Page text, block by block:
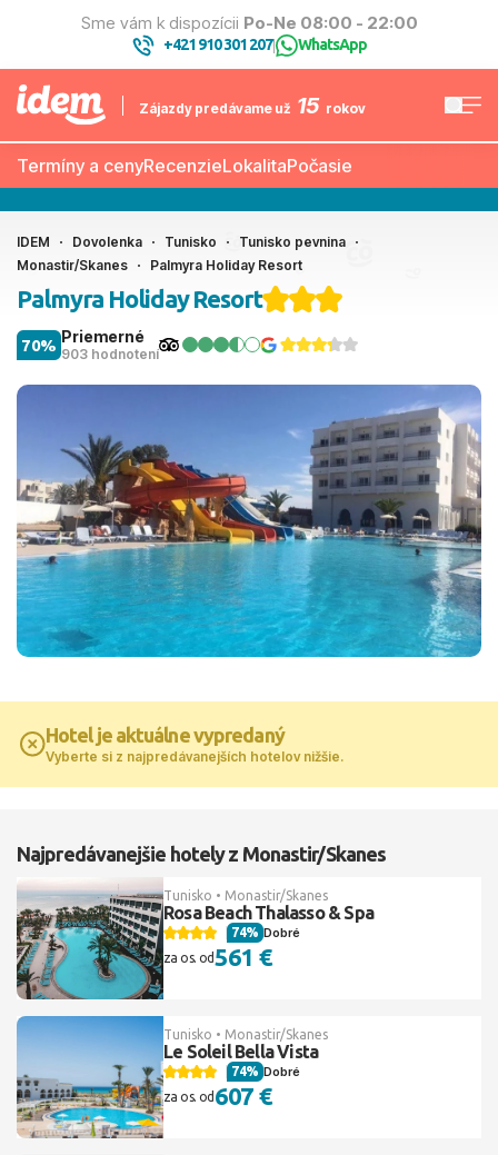
Sme vám k dispozícii Po-Ne 08:00 - 22:00
+421 910 301 207| WhatsApp
Zájazdy predávame už 15 rokov
Termíny a cenyRecenzieLokalitaPočasie
IDEM Dovolenka Tunisko
Tunisko pevnina
Monastir/Skanes
Palmyra Holiday Resort
Palmyra Holiday Resort
Priemerné
903 hodnotení
70%
Hotel je aktuálne vypredaný
Vyberte si z najpredávanejších hotelov nižšie.
Najpredávanejšie hotely z Monastir/Skanes
Tunisko • Monastir/Skanes
Rosa Beach Thalasso & Spa
Dobré
74%
za os. od561 €
Tunisko • Monastir/Skanes
Le Soleil Bella Vista
Dobré
74%
za os. od 607 €